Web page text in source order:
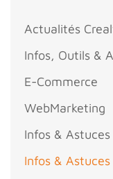
Actualités
Infos, Outils &
E-Commerce
WebMarketing
Infos &
Infos &